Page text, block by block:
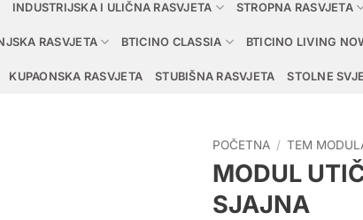
INDUSTRIJSKA I ULIČNA RASVJETA STROPNA RASVJETA
RASVJETA BTICINO CLASSIA BTICINO LIVING
KUPAONSKA RASVJETA STUBIŠNA RASVJETA STOLNE
POČETNA / TEM
MODUL
SJAJNA